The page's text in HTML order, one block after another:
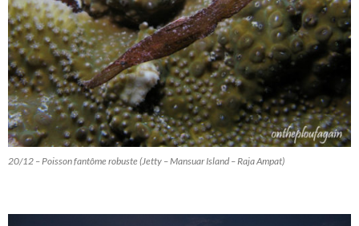
20/12 – Poisson fantôme robuste (Jetty – Mansuar Island – Raja Ampat)